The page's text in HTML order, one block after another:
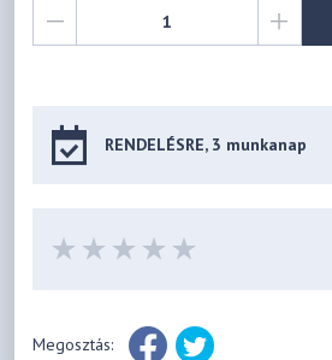
RENDELÉSRE, 3 munkanap
Megosztás: